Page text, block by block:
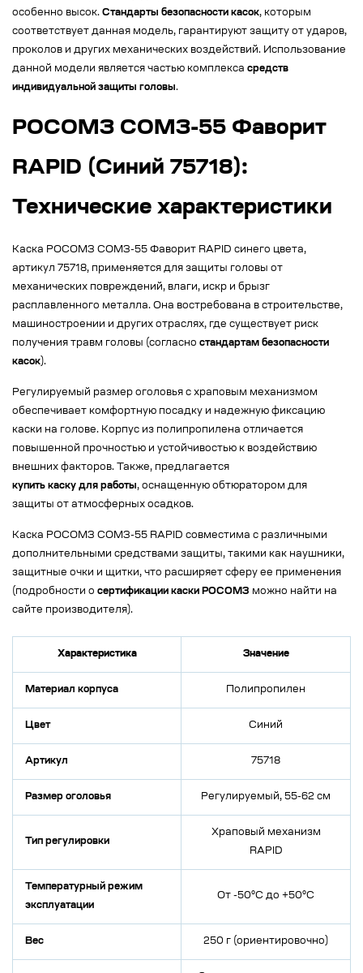
особенно высок. Стандарты безопасности касок, которым
соответствует данная модель, гарантируют защиту от ударов,
проколов и других механических воздействий. Использование
данной модели является частью комплекса средств
индивидуальной защиты головы.
РОСОМЗ СОМЗ-55 Фаворит
RAPID (Синий 75718):
Технические характеристики
Каска РОСОМЗ СОМЗ-55 Фаворит RAPID синего цвета,
артикул 75718, применяется для защиты головы от
механических повреждений, влаги, искр и брызг
расплавленного металла. Она востребована в строительстве,
машиностроении и других отраслях, где существует риск
получения травм головы (согласно стандартам безопасности
касок).
Регулируемый размер оголовья с храповым механизмом
обеспечивает комфортную посадку и надежную фиксацию
каски на голове. Корпус из полипропилена отличается
повышенной прочностью и устойчивостью к воздействию
внешних факторов. Также, предлагается
купить каску для работы, оснащенную обтюратором для
защиты от атмосферных осадков.
Каска РОСОМЗ СОМЗ-55 RAPID совместима с различными
дополнительными средствами защиты, такими как наушники,
защитные очки и щитки, что расширяет сферу ее применения
(подробности о сертификации каски РОСОМЗ можно найти на
сайте производителя).
Характеристика Значение
Материал корпуса Полипропилен
Цвет Синий
Артикул 75718
Размер оголовья Регулируемый, 55-62 см
Тип регулировки
Храповый механизм
RAPID
Температурный режим
эксплуатации
От -50°C до +50°C
Вес 250 г (ориентировочно)